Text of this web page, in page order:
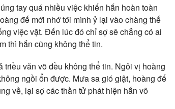
tay quá nhiều việc khiến hắn hoàn toàn
đế mới nhớ tới mình ỷ lại vào chàng thế
việc vặt. Đến lúc đó chỉ sợ sẽ chẳng có ai
thì hắn cũng không thể tin.
văn võ đều không thể tin. Ngôi vị hoàng
ngồi ổn được. Mưa sa gió giật, hoàng đế
về, lại sợ các thần tử phát hiện hắn vô